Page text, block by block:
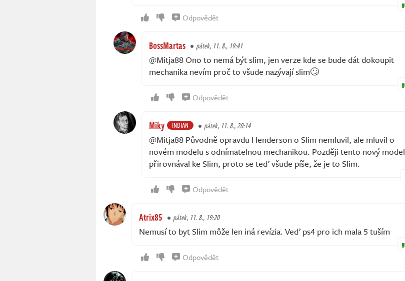
Odpovědět
BossMartas pátek, 11. 8., 19:41
@Mitja88 Ono to nemá být slim, jen verze kde se bude dát dokoupit
mechanika nevím proč to všude nazývají slim🙄
Odpovědět
Miky INDIAN pátek, 11. 8., 20:14
@Mitja88 Původně opravdu Henderson o Slim nemluvil, ale mluvil o
novém modelu s odnímatelnou mechanikou. Později tento nový model
přirovnával ke Slim, proto se teď všude píše, že je to Slim.
Odpovědět
Atrix85 pátek, 11. 8., 19:20
Nemusí to byt Slim môže len iná revízia. Veď ps4 pro ich mala 5 tuším
Odpovědět